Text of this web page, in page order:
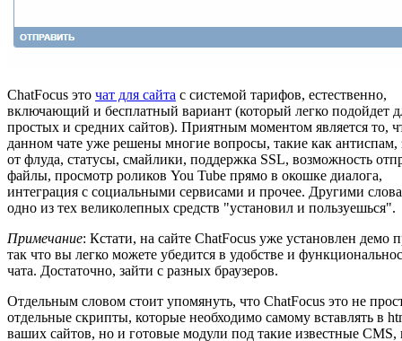
ChatFocus это чат для сайта с системой тарифов, естественно,
включающий и бесплатный вариант (который легко подойдет
простых и средних сайтов). Приятным моментом является то,
данном чате уже решены многие вопросы, такие как антиспам,
от флуда, статусы, смайлики, поддержка SSL, возможность
файлы, просмотр роликов You Tube прямо в окошке диалога,
интеграция с социальными сервисами и прочее. Другими
одно из тех великолепных средств "установил и пользуешься".
Примечание: Кстати, на сайте ChatFocus уже установлен демо
так что вы легко можете убедится в удобстве и
чата. Достаточно, зайти с разных браузеров.
Отдельным словом стоит упомянуть, что ChatFocus это не
отдельные скрипты, которые необходимо самому вставлять в
ваших сайтов, но и готовые модули под такие известные CMS,